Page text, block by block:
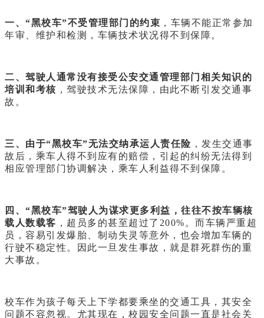
一、“黑校车”不受管理部门的约束 ，车辆不能正常参加
年审、维护和检测，车辆技术状况得不到保障。
二、驾驶人通常没有接受公安交通管理部门相关知识的
培训和考核 ，驾驶技术无法保障，由此不断引发交通事
故。
三、由于“黑校车”无法交纳承运人责任险 ，发生交通事
故后，乘车人得不到应有的赔偿，引起的纠纷无法得到
相应管理部门协调解决，乘车人利益得不到保障。
四、“黑校车”驾驶人为谋求更多利益，往往不按车辆核
载人数载客 ，超员多的甚至超过了200%。而车辆严重超
员，容易引发爆胎、制动失灵等意外，也会增加车辆的
行驶不稳定性。因此一旦发生事故，就是群死群伤的重
大事故。
校车作为孩子每天上下学都要乘坐的交通工具，其安全
问题不容忽视。尤其现在，校园安全问题一直是社会关